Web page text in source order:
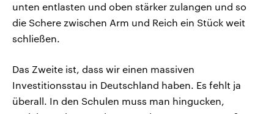
unten entlasten und oben stärker zulangen und so
die Schere zwischen Arm und Reich ein Stück weit
schließen.
Das Zweite ist, dass wir einen massiven
Investitionsstau in Deutschland haben. Es fehlt ja
überall. In den Schulen muss man hingucken,